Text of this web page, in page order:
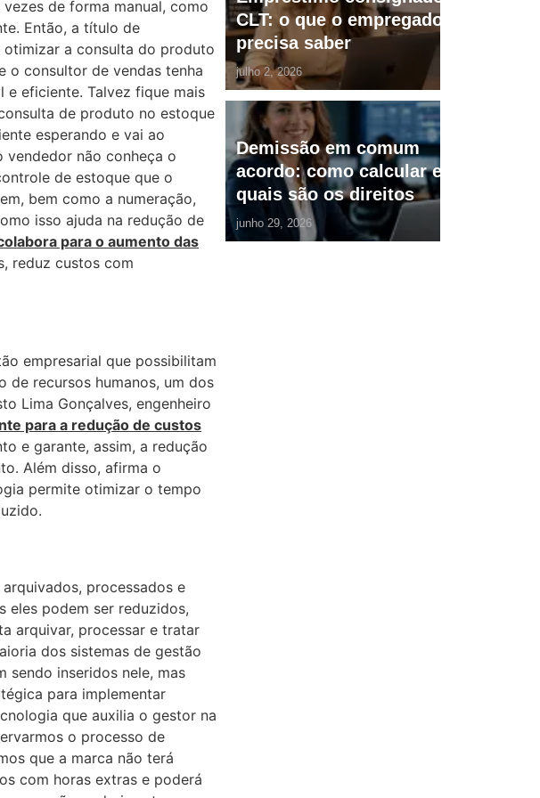
de forma manual, como
Então, a título de
a consulta do produto
o consultor de vendas tenha
e eficiente. Talvez fique mais
de produto no estoque
esperando e vai ao
não conheça o
de estoque que o
bem como a numeração,
isso ajuda na redução de
para o aumento das
reduz custos com
empresarial que possibilitam
de recursos humanos, um dos
Lima Gonçalves, engenheiro
para a redução de custos
e garante, assim, a redução
Além disso, afirma o
permite otimizar o tempo
processados e
eles podem ser reduzidos,
arquivar, processar e tratar
dos sistemas de gestão
sendo inseridos nele, mas
para implementar
que auxilia o gestor na
o processo de
que a marca não terá
com horas extras e poderá
CLT: o que o empregador
precisa saber
julho 2, 2026
Demissão em comum
acordo: como calcular e
quais são os direitos
junho 29, 2026